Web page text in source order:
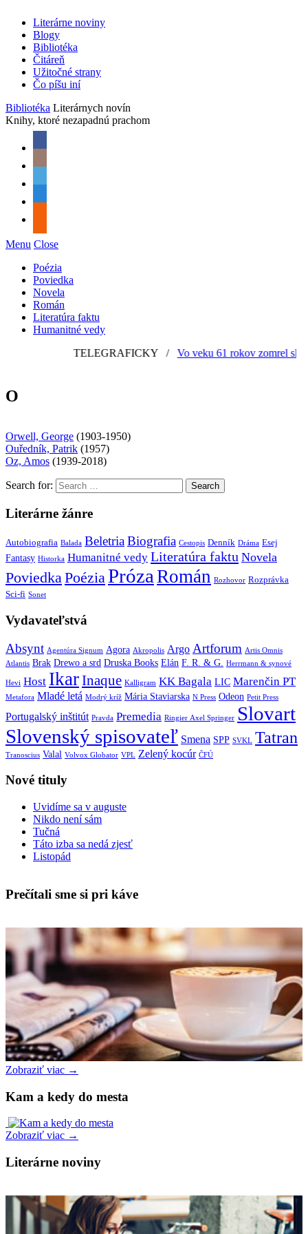
Literárne noviny
Blogy
Bibliotéka
Čitáreň
Užitočné strany
Čo píšu iní
Bibliotéka Literárnych novín
Knihy, ktoré nezapadnú prachom
Menu Close
Poézia
Poviedka
Novela
Román
Literatúra faktu
Humanitné vedy
TELEGRAFICKY/Vo veku 61 rokov zomrel
O
Orwell, George (1903-1950)
Ouředník, Patrik (1957)
Oz, Amos (1939-2018)
Search for:
Literárne žánre
Autobiografia Balada BeletriaBiografia Cestopis Denník Dráma Esej
Fantasy Historka Humanitné vedy Literatúra faktu Novela
PoviedkaPoéziaPróza Román Rozhovor Rozprávka
Sci-fi Sonet
Vydavateľstvá
Absynt Agentúra Signum Agora Akropolis Argo Artforum Artis Omnis
Atlantis Brak Drewo a srd Druska Books Elán F. R. & G. Herrmann & synové
Hevi Host IkarInaque Kalligram KK Bagala LIC Marenčin PT
Metafora Mladé letá Modrý kríž Mária Staviarska N Press Odeon Petit Press
Portugalský inštitút Pravda Premedia Ringier Axel Springer Slovart
Slovenský spisovateľ Smena SPP SVKL Tatran
Tranoscius Valal Volvox Globator VPL Zelený kocúr ČFÚ
Nové tituly
Uvidíme sa v auguste
Nikdo není sám
Tučná
Táto izba sa nedá zjesť
Listopád
Prečítali sme si pri káve
Zobraziť viac →
Kam a kedy do mesta
Zobraziť viac →
Literárne noviny